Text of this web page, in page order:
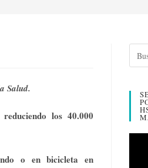
Salud.
los 40.000
o en bicicleta en